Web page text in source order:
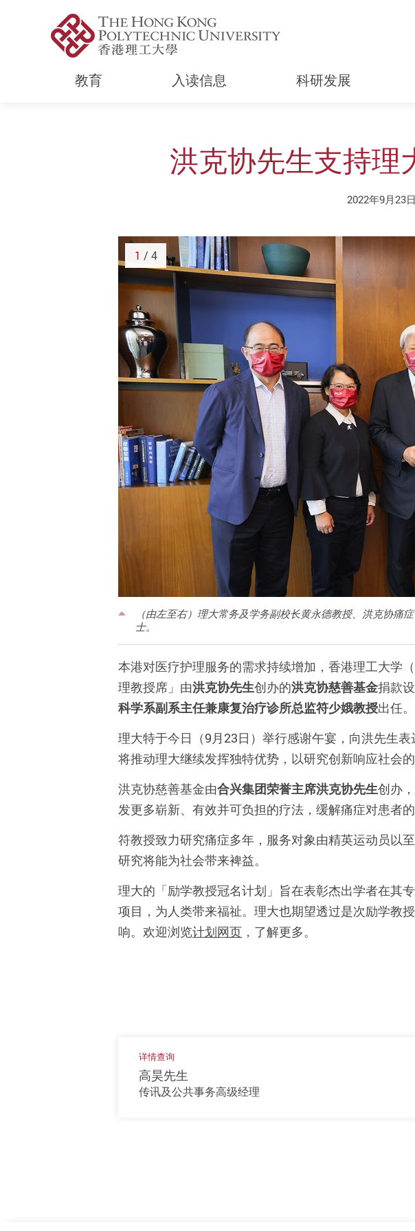
教育 入读信息 科研发展
洪克协先生支持理
2022年9月23日
（由左至右）理大常务及学务副校长黄永德教授、洪克协
士。
1 / 4
本港对医疗护理服务的需求持续增加，香港理工大学
理教授席」由洪克协先生创办的洪克协慈善基金捐款
科学系副系主任兼康复治疗诊所总监符少娥教授出任。
理大特于今日（9月23日）举行感谢午宴，向洪先生
将推动理大继续发挥独特优势，以研究创新响应社会的
洪克协慈善基金由合兴集团荣誉主席洪克协先生创办
发更多崭新、有效并可负担的疗法，缓解痛症对患者
符教授致力研究痛症多年，服务对象由精英运动员以
研究将能为社会带来裨益。
理大的「励学教授冠名计划」旨在表彰杰出学者在其
项目，为人类带来福祉。理大也期望透过是次励学教
响。欢迎浏览计划网页 ，了解更多。
详情查询
高昊先生
传讯及公共事务高级经理